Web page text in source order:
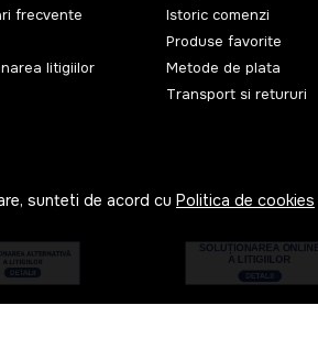
sunteti de acord cu Politica de cookies
frecvente
litigiilor
Istoric comenzi
Produse favorite
Metode de plata
Transport si retururi